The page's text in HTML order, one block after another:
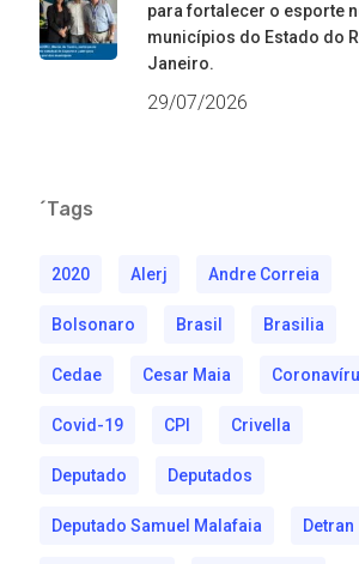
para fortalecer o esporte
municípios do Estado do
Janeiro.
29/07/2026
´Tags
2020 Alerj Andre Correia
Bolsonaro Brasil Brasilia
Cedae Cesar Maia
Covid-19 CPI Crivella
Deputado Deputados
Deputado Samuel Malafaia Detran